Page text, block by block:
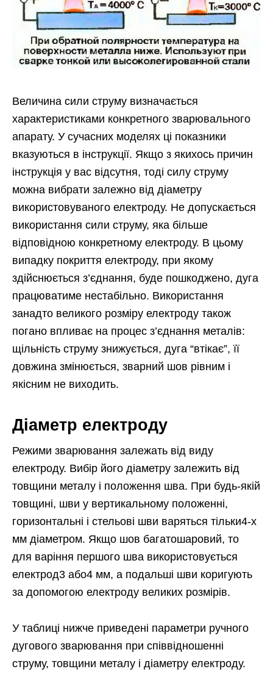
Величина сили струму визначається
характеристиками конкретного зварювального
апарату. У сучасних моделях ці показники
вказуються в інструкції. Якщо з якихось причин
інструкція у вас відсутня, тоді силу струму
можна вибрати залежно від діаметру
використовуваного електроду. Не допускається
використання сили струму, яка більше
відповідною конкретному електроду. В цьому
випадку покриття електроду, при якому
здійснюється з’єднання, буде пошкоджено, дуга
працюватиме нестабільно. Використання
занадто великого розміру електроду також
погано впливає на процес з’єднання металів:
щільність струму знижується, дуга “втікає”, її
довжина змінюється, зварний шов рівним і
якісним не виходить.
Діаметр електроду
Режими зварювання залежать від виду
електроду. Вибір його діаметру залежить від
товщини металу і положення шва. При будь-якій
товщині, шви у вертикальному положенні,
горизонтальні і стельові шви варяться тільки4-х
мм діаметром. Якщо шов багатошаровий, то
для варіння першого шва використовується
електрод3 або4 мм, а подальші шви коригують
за допомогою електроду великих розмірів.
У таблиці нижче приведені параметри ручного
дугового зварювання при співвідношенні
струму, товщини металу і діаметру електроду.